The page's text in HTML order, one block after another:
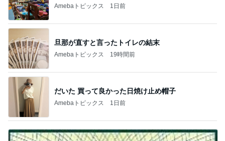
Amebaトピックス 1日前
旦那が直すと言ったトイレの結末
Amebaトピックス 19時間前
だいた 買って良かった日焼け止め帽子
Amebaトピックス 1日前